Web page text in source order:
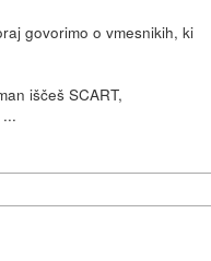
govorimo o vmesnikih, ki
iščeš SCART,